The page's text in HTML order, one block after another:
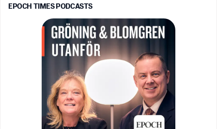
EPOCH TIMES PODCASTS